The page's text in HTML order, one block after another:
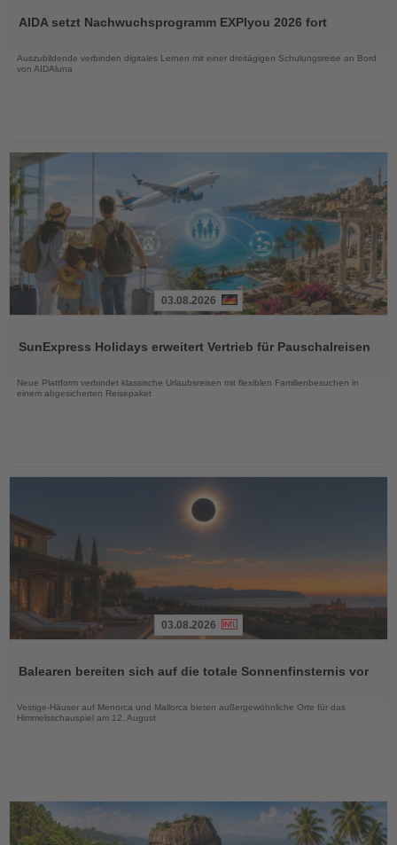
dieAIDA setzt Nachwuchsprogramm EXPIyou 2026 fort
Auszubildende verbinden digitales Lernen mit einer dreitägigen Schulungsreise an Bord
von AIDAluna
die
03.08.2026
SunExpress Holidays erweitert Vertrieb für Pauschalreisen
Neue Plattform verbindet klassische Urlaubsreisen mit flexiblen Familienbesuchen in
einem abgesicherten Reisepaket
die
03.08.2026
Balearen bereiten sich auf die totale Sonnenfinsternis vor
Vestige-Häuser auf Menorca und Mallorca bieten außergewöhnliche Orte für das
Himmelsschauspiel am 12. August